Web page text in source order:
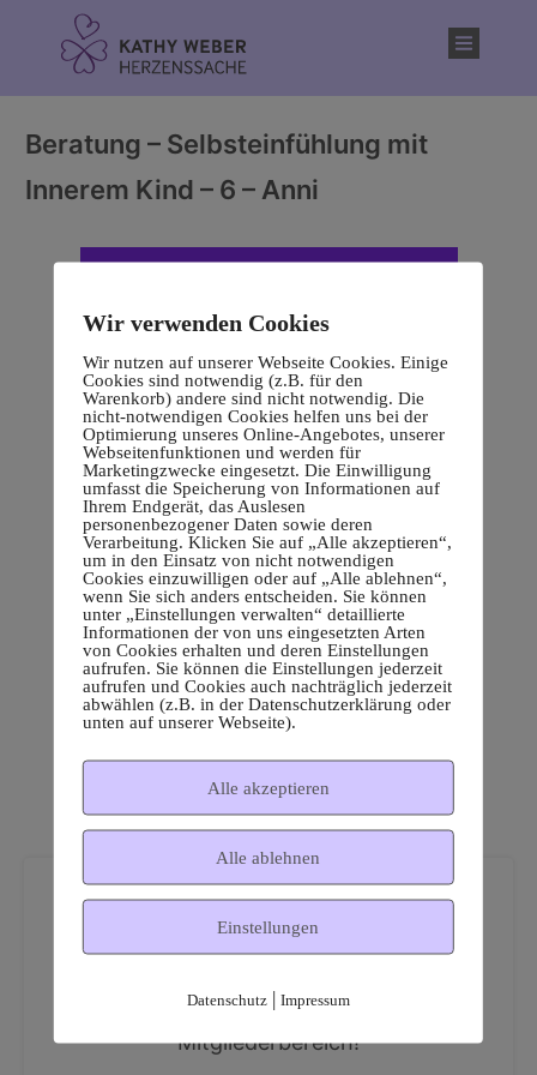
Beratung – Selbsteinfühlung mit
Innerem Kind – 6 – Anni
Dies ist ein geschützter
Mitgliederbereich!
Wir verwenden Cookies
Wir nutzen auf unserer Webseite Cookies. Einige
Cookies sind notwendig (z.B. für den
Warenkorb) andere sind nicht notwendig. Die
nicht-notwendigen Cookies helfen uns bei der
Optimierung unseres Online-Angebotes, unserer
Webseitenfunktionen und werden für
Marketingzwecke eingesetzt. Die Einwilligung
umfasst die Speicherung von Informationen auf
Ihrem Endgerät, das Auslesen
personenbezogener Daten sowie deren
Verarbeitung. Klicken Sie auf „Alle akzeptieren“,
um in den Einsatz von nicht notwendigen
Cookies einzuwilligen oder auf „Alle ablehnen“,
wenn Sie sich anders entscheiden. Sie können
unter „Einstellungen verwalten“ detaillierte
Informationen der von uns eingesetzten Arten
von Cookies erhalten und deren Einstellungen
aufrufen. Sie können die Einstellungen jederzeit
aufrufen und Cookies auch nachträglich jederzeit
abwählen (z.B. in der Datenschutzerklärung oder
unten auf unserer Webseite).
Alle akzeptieren
Alle ablehnen
Einstellungen
Datenschutz| Impressum